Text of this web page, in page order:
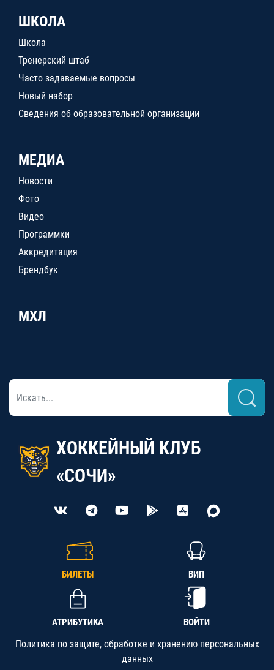
ШКОЛА
Школа
Тренерский штаб
Часто задаваемые вопросы
Новый набор
Сведения об образовательной организации
МЕДИА
Новости
Фото
Видео
Программки
Аккредитация
Брендбук
МХЛ
ХОККЕЙНЫЙ КЛУБ
«СОЧИ»
БИЛЕТЫ ВИП
АТРИБУТИКА ВОЙТИ
Политика по защите, обработке и хранению персональных
данных